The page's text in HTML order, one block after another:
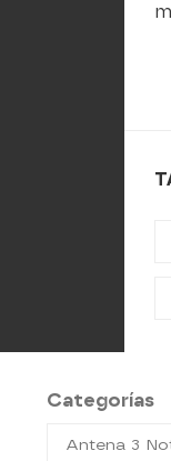
Categorías
Antena 3